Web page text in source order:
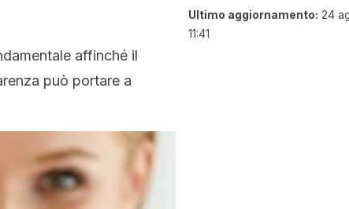
affinché il
può portare a
Ultimo aggiornamento: 24
11:41